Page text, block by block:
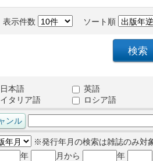
表示件数 ソート順
日本語
英語
イタリア語
ロシア語
※発行年月の検索は雑誌のみ対
年
月から 年